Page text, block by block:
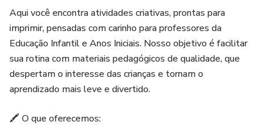
Aqui você encontra atividades criativas, prontas para
imprimir, pensadas com carinho para professores da
Educação Infantil e Anos Iniciais. Nosso objetivo é facilitar
sua rotina com materiais pedagógicos de qualidade, que
despertam o interesse das crianças e tornam o
aprendizado mais leve e divertido.
🖍️ O que oferecemos: